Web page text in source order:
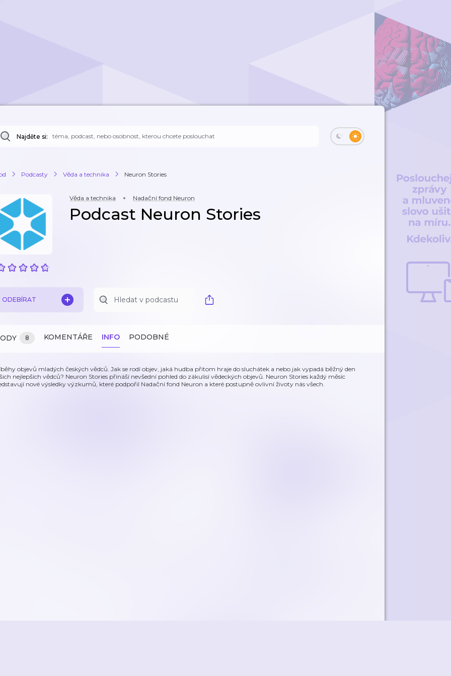
Najděte si:
Podcasty Věda a technika Neuron Stories
Věda a technika Nadační fond Neuron
Podcast Neuron Stories
ODEBÍRAT
8 KOMENTÁŘE INFO PODOBNÉ
objevů mladých českých vědců. Jak se rodí objev, jaká hudba přitom hraje do sluchátek a nebo jak vypadá běžný den
nejlepších vědců? Neuron Stories přináší nevšední pohled do zákulisí vědeckých objevů. Neuron Stories každý měsíc
nové výsledky výzkumů, které podpořil Nadační fond Neuron a které postupně ovlivní životy nás všech.